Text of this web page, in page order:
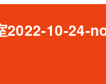
10-24-